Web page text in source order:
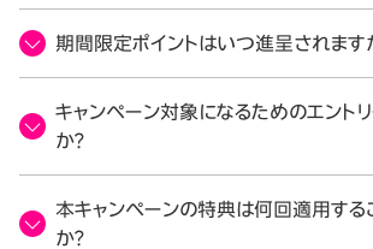
期間限定ポイントはいつ進呈されます
キャンペーン対象になるためのエント
か？
本キャンペーンの特典は何回適用する
か？